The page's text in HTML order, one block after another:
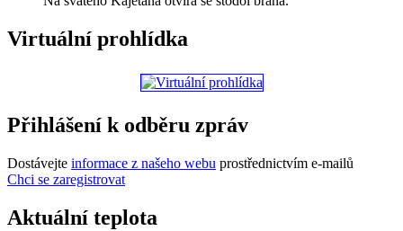
Virtuální prohlídka
Přihlášení k odběru zpráv
Dostávejte informace z našeho webu prostřednictvím e-mailů
Chci se zaregistrovat
Aktuální teplota